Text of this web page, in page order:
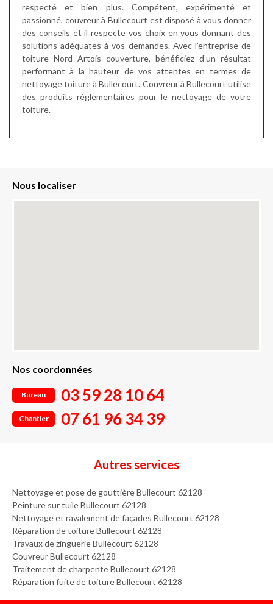
respecté et bien plus. Compétent, expérimenté et
passionné, couvreur à Bullecourt est disposé à vous donner
des conseils et il respecte vos choix en vous donnant des
solutions adéquates à vos demandes. Avec l’entreprise de
toiture Nord Artois couverture, bénéficiez d’un résultat
performant à la hauteur de vos attentes en termes de
nettoyage toiture à Bullecourt. Couvreur à Bullecourt utilise
des produits réglementaires pour le nettoyage de votre
toiture.
Nous localiser
Nos coordonnées
Bureau 03 59 28 10 64
Chantier 07 61 96 34 39
Autres services
Nettoyage et pose de gouttière Bullecourt 62128
Peinture sur tuile Bullecourt 62128
Nettoyage et ravalement de façades Bullecourt 62128
Réparation de toiture Bullecourt 62128
Travaux de zinguerie Bullecourt 62128
Couvreur Bullecourt 62128
Traitement de charpente Bullecourt 62128
Réparation fuite de toiture Bullecourt 62128